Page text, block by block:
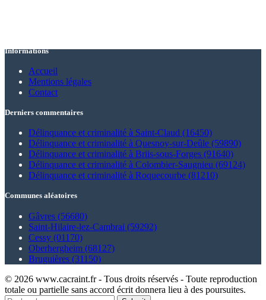
Informations
Accueil
Mentions légales
Contact
Derniers commentaires
Délinquance et criminalité à Saint-Claud (16450)
Délinquance et criminalité à Quesnoy-sur-Deûle (59890)
Délinquance et criminalité à Briis-sous-Forges (91640)
Délinquance et criminalité à Colombier-Saugnieu (69124)
Délinquance et criminalité à Roquecourbe (81210)
Communes aléatoires
Gâvres (56680)
Saint-Hilaire-lez-Cambrai (59292)
Cessy (01170)
Oberhergheim (68127)
Bruguières (31150)
© 2026 www.cacraint.fr - Tous droits réservés - Toute reproduction
totale ou partielle sans accord écrit donnera lieu à des poursuites.